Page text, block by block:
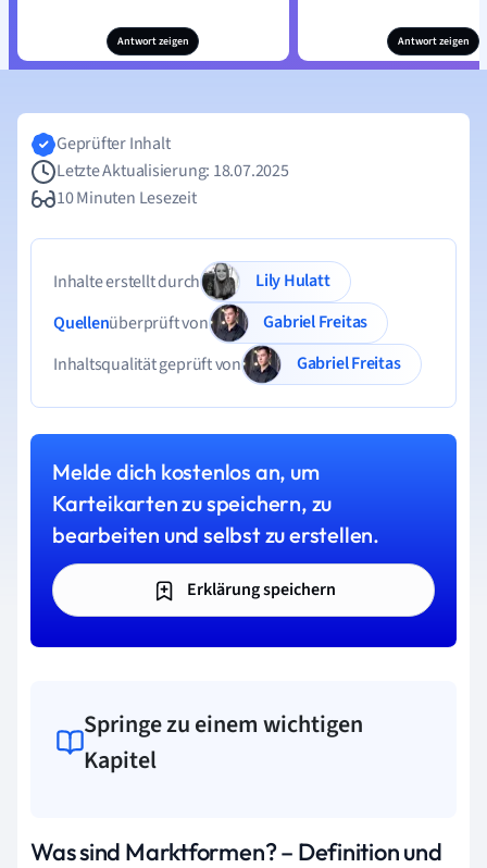
Antwort zeigen Antwort zeigen
Geprüfter Inhalt
Letzte Aktualisierung: 18.07.2025
10 Minuten Lesezeit
Inhalte erstellt durch
Lily Hulatt
Quellenüberprüft von
Gabriel Freitas
Inhaltsqualität geprüft von
Gabriel Freitas
Melde dich kostenlos an, um
Karteikarten zu speichern, zu
bearbeiten und selbst zu erstellen.
Erklärung speichern
Springe zu einem wichtigen
Kapitel
Was sind Marktformen? – Definition und